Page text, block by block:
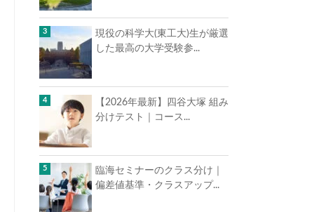
現役の科学大(東工大)生が厳選
した最高の大学受験参...
【2026年最新】四谷大塚 組み
分けテスト｜コース...
臨海セミナーのクラス分け｜
偏差値基準・クラスアップ...